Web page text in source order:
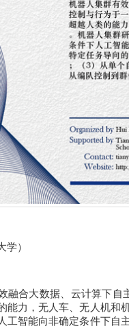
学）
融合大数据、云计算下自
能力，无人车、无人机和
工智能向非确定条件下自